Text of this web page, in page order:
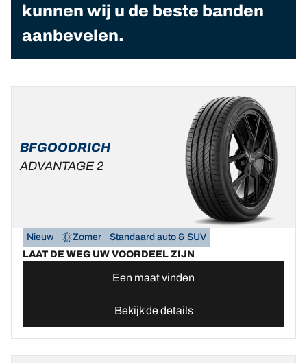
kunnen wij u de beste banden
aanbevelen.
BFGOODRICH
ADVANTAGE 2
Nieuw Zomer
Standaard auto & SUV
LAAT DE WEG UW VOORDEEL ZIJN
Een maat vinden
Bekijk de details